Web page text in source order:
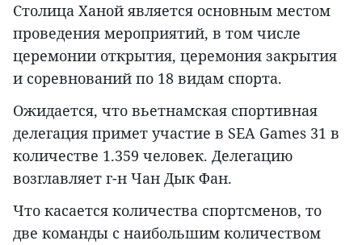
Столица Ханой является основным местом
проведения мероприятий, в том числе
церемонии открытия, церемония закрытия
и соревнований по 18 видам спорта.
Ожидается, что вьетнамская спортивная
делегация примет участие в SEA Games 31 в
количестве 1.359 человек. Делегацию
возглавляет г-н Чан Дык Фан.
Что касается количества спортсменов, то
две команды с наибольшим количеством